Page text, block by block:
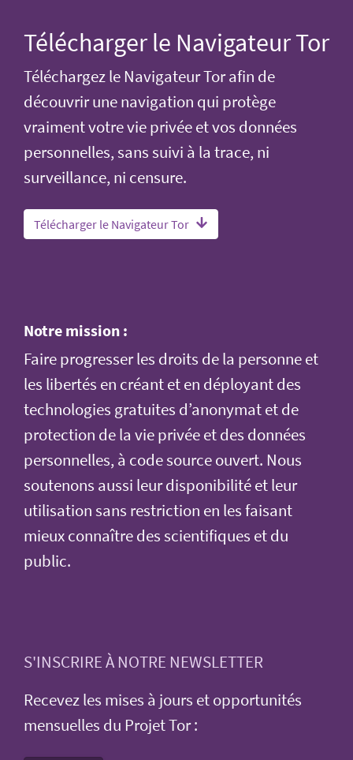
Télécharger le Navigateur Tor
Téléchargez le Navigateur Tor afin de
découvrir une navigation qui protège
vraiment votre vie privée et vos données
personnelles, sans suivi à la trace, ni
surveillance, ni censure.
Télécharger le Navigateur Tor
Notre mission :
Faire progresser les droits de la personne et
les libertés en créant et en déployant des
technologies gratuites d’anonymat et de
protection de la vie privée et des données
personnelles, à code source ouvert. Nous
soutenons aussi leur disponibilité et leur
utilisation sans restriction en les faisant
mieux connaître des scientifiques et du
public.
S'INSCRIRE À NOTRE NEWSLETTER
Recevez les mises à jours et opportunités
mensuelles du Projet Tor :